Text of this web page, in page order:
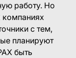
работу. Но
компаниях
с тем,
планируют
быть